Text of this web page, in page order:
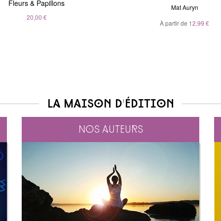
Fleurs & Papillons
20,00 €
André Sanchez
20,00 €
clairvoyants
Belinda Grace
Mat Auryn
À partir de 12,99 €
La maison d'édition
Nos auteurs